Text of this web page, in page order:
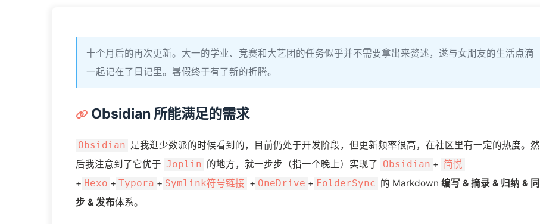
十个月后的再次更新。大一的学业、竞赛和大艺团的任务似乎并不需要拿出来赘述，遂与女朋友的生活点滴
一起记在了日记里。暑假终于有了新的折腾。
Obsidian 所能满足的需求
Obsidian 是我逛少数派的时候看到的，目前仍处于开发阶段，但更新频率很高，在社区里有一定的热度。然
后我注意到了它优于 Joplin 的地方，就一步步（指一个晚上）实现了 Obsidian + 简悦
+ Hexo + Typora + Symlink符号链接 + OneDrive + FolderSync 的 Markdown 编写 & 摘录 & 归纳 & 同
步 & 发布体系。